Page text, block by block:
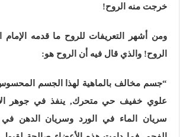
خرجت منه الروح!
ومن أشهر التعريفات للروح ما قدمه الإمام
الروح! والذي قال فيه أن الروح هو:
“جسم مخالف بالماهية لهذا الجسم
علوي خفيف حي متحرك, ينفذ في جوهر
سريان الماء في الورد وسريان الدهن في